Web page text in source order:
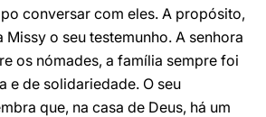
conversar com eles. A propósito,
o seu testemunho. A senhora
os nómades, a família sempre foi
e de solidariedade. O seu
que, na casa de Deus, há um